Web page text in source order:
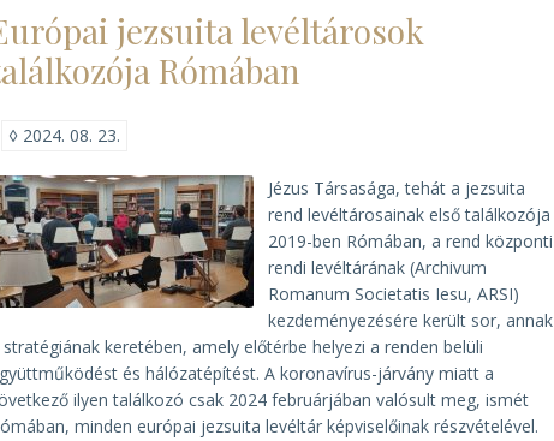
és
debreceni
eredményei)
jezsuita levéltárosok
Rómában
◊ 2024. 08. 23.
Jézus Társasága, tehát a jezsuita
rend levél­táro­sa­inak első talál­ko­zója
2019-ben Rómában, a rend központi
rendi levéltárának (Archivum
Romanum Societatis Iesu, ARSI)
kezdeményezésére került sor, annak
stratégiának keretében, amely előtérbe helyezi a renden belüli
és hálózatépítést. A koronavírus-járvány miatt a
ilyen találkozó csak 2024 februárjában valósult meg, ismét
minden európai jezsuita levéltár képviselőinak részvételével.